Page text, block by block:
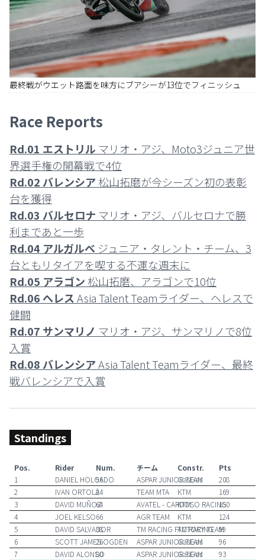
最終戦がウエット路面を味方にブアシーが13位でフィニッシュ
Race Reports
Rd.01 エストリル マリオ・アジ、Moto3ジュニア世
界選手権の開幕戦で4位
Rd.02 バレンシア 松山拓磨が今シーズン初の表彰
台を獲得
Rd.03 バルセロナ マリオ・アジ、バルセロナで勝
利まであと一歩
Rd.04 アルガルベ ジュニア・タレント・チーム、3
台ともリタイアを喫する不運な週末に
Rd.05 アラゴン 松山拓磨、アラゴンで10位
Rd.06 へレスAsia Talent Teamライダー、ヘレスで
健闘
Rd.07 サンマリノ マリオ・アジ、サンマリノで8位
入賞
Rd.08 バレンシアAsia Talent Teamライダー、最終
戦バレンシアで入賞
Standings
Pos. Rider Num. チーム Constr.
Pts
1
DANIEL HOLGADO
96 ASPAR JUNIOR TEAM
GasGas
208
2
IVAN ORTOLÁ24 TEAM MTA KTM
169
3
DAVID MUÑOZ
64 AVATEL - CARDOSO RACING
KTM
150
4
JOEL KELSO66 AGR TEAM KTM
124
5
DAVID SALVADOR
38 TM RACING FACTORY TEAM
TM RACING 99
6
SCOTT JAMES OGDEN
26 ASPAR JUNIOR TEAM
GasGas
96
7
DAVID ALONSO
80 ASPAR JUNIOR TEAM
GasGas
93